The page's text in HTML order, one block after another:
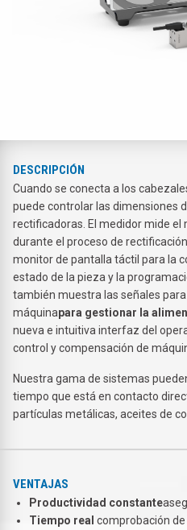
DESCRIPCIÓN
Cuando se conecta a los
puede controlar las dimensiones
rectificadoras. El medidor mide
durante el proceso de
monitor de pantalla táctil para la
estado de la pieza y la
también muestra las señales
máquinapara gestionar la
nueva e intuitiva interfaz del
control y compensación de
Nuestra gama de sistemas
tiempo que está en contacto
partículas metálicas, aceites de
VENTAJAS
Productividad constante
Tiempo real comprobación